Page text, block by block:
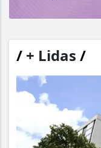
/ + Lidas /